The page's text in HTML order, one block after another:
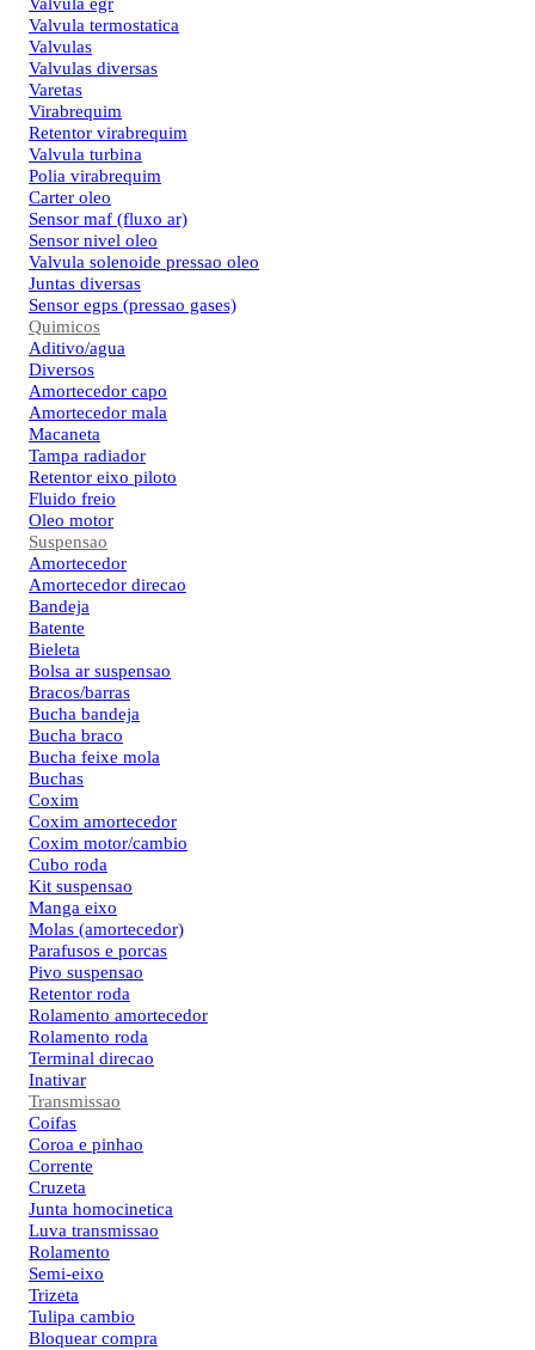
Valvula egr
Valvula termostatica
Valvulas
Valvulas diversas
Varetas
Virabrequim
Retentor virabrequim
Valvula turbina
Polia virabrequim
Carter oleo
Sensor maf (fluxo ar)
Sensor nivel oleo
Valvula solenoide pressao oleo
Juntas diversas
Sensor egps (pressao gases)
Quimicos
Aditivo/agua
Diversos
Amortecedor capo
Amortecedor mala
Macaneta
Tampa radiador
Retentor eixo piloto
Fluido freio
Oleo motor
Suspensao
Amortecedor
Amortecedor direcao
Bandeja
Batente
Bieleta
Bolsa ar suspensao
Bracos/barras
Bucha bandeja
Bucha braco
Bucha feixe mola
Buchas
Coxim
Coxim amortecedor
Coxim motor/cambio
Cubo roda
Kit suspensao
Manga eixo
Molas (amortecedor)
Parafusos e porcas
Pivo suspensao
Retentor roda
Rolamento amortecedor
Rolamento roda
Terminal direcao
Inativar
Transmissao
Coifas
Coroa e pinhao
Corrente
Cruzeta
Junta homocinetica
Luva transmissao
Rolamento
Semi-eixo
Trizeta
Tulipa cambio
Bloquear compra